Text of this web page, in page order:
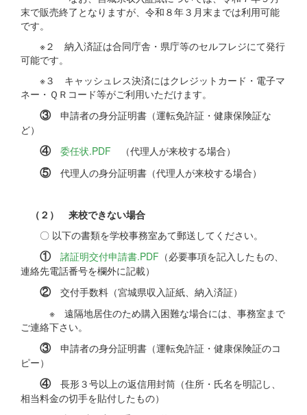
末で販売終了となりますが、令和８年３月末までは利用可能
です。
※２ 納入済証は合同庁舎・県庁等のセルフレジにて発行
可能です。
※３ キャッシュレス決済にはクレジットカード・電子マ
ネー・ＱＲコード等がご利用いただけます。
③申請者の身分証明書（運転免許証・健康保険証な
ど）
④ 委任状.PDF （代理人が来校する場合）
⑤代理人の身分証明書（代理人が来校する場合）
（２） 来校できない場合
〇 以下の書類を学校事務室あて郵送してください。
① 諸証明交付申請書.PDF （必要事項を記入したもの、
連絡先電話番号を欄外に記載）
②交付手数料（宮城県収入証紙、納入済証）
※ 遠隔地居住のため購入困難な場合には、事務室まで
ご連絡下さい。
③申請者の身分証明書（運転免許証・健康保険証のコ
ピー）
④長形３号以上の返信用封筒（住所・氏名を明記し、
相当料金の切手を貼付したもの）